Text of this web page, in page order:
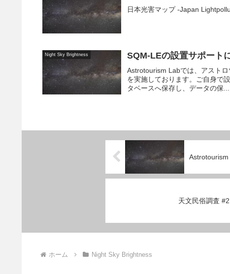
日本光害マップ -Japan
Night Sky Brightness SQM-LEの設置サポート
Astrotourism Labでは、アスト
を実施しております。ご自身で
タベースへ保存し、データの保...
天文民俗調査 #2
ホーム Night Sky Brightness